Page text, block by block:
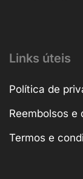
Links úteis
Política de
Reembolsos e
Termos e